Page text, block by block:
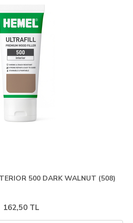
500 DARK WALNUT (508)
162,50 TL